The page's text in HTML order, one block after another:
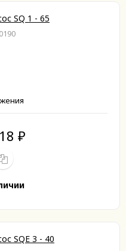
SQ 1 - 65
₽
SQE 3 - 40